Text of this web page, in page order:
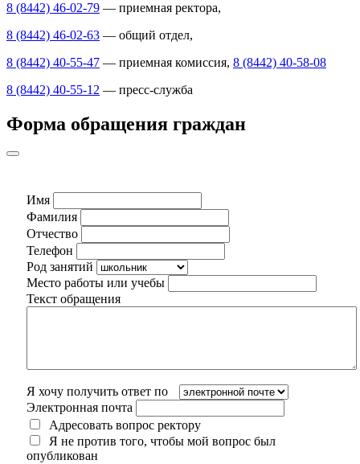
8 (8442) 46-02-79 — приемная ректора,
8 (8442) 46-02-63 — общий отдел,
8 (8442) 40-55-47 — приемная комиссия, 8 (8442) 40-58-08
8 (8442) 40-55-12 — пресс-служба
Форма обращения граждан
Имя
Фамилия
Отчество
Телефон
Род занятий
Место работы или учебы
Текст обращения
Я хочу получить ответ по
Электронная почта
Адресовать вопрос ректору
Я не против того, чтобы мой вопрос был
опубликован